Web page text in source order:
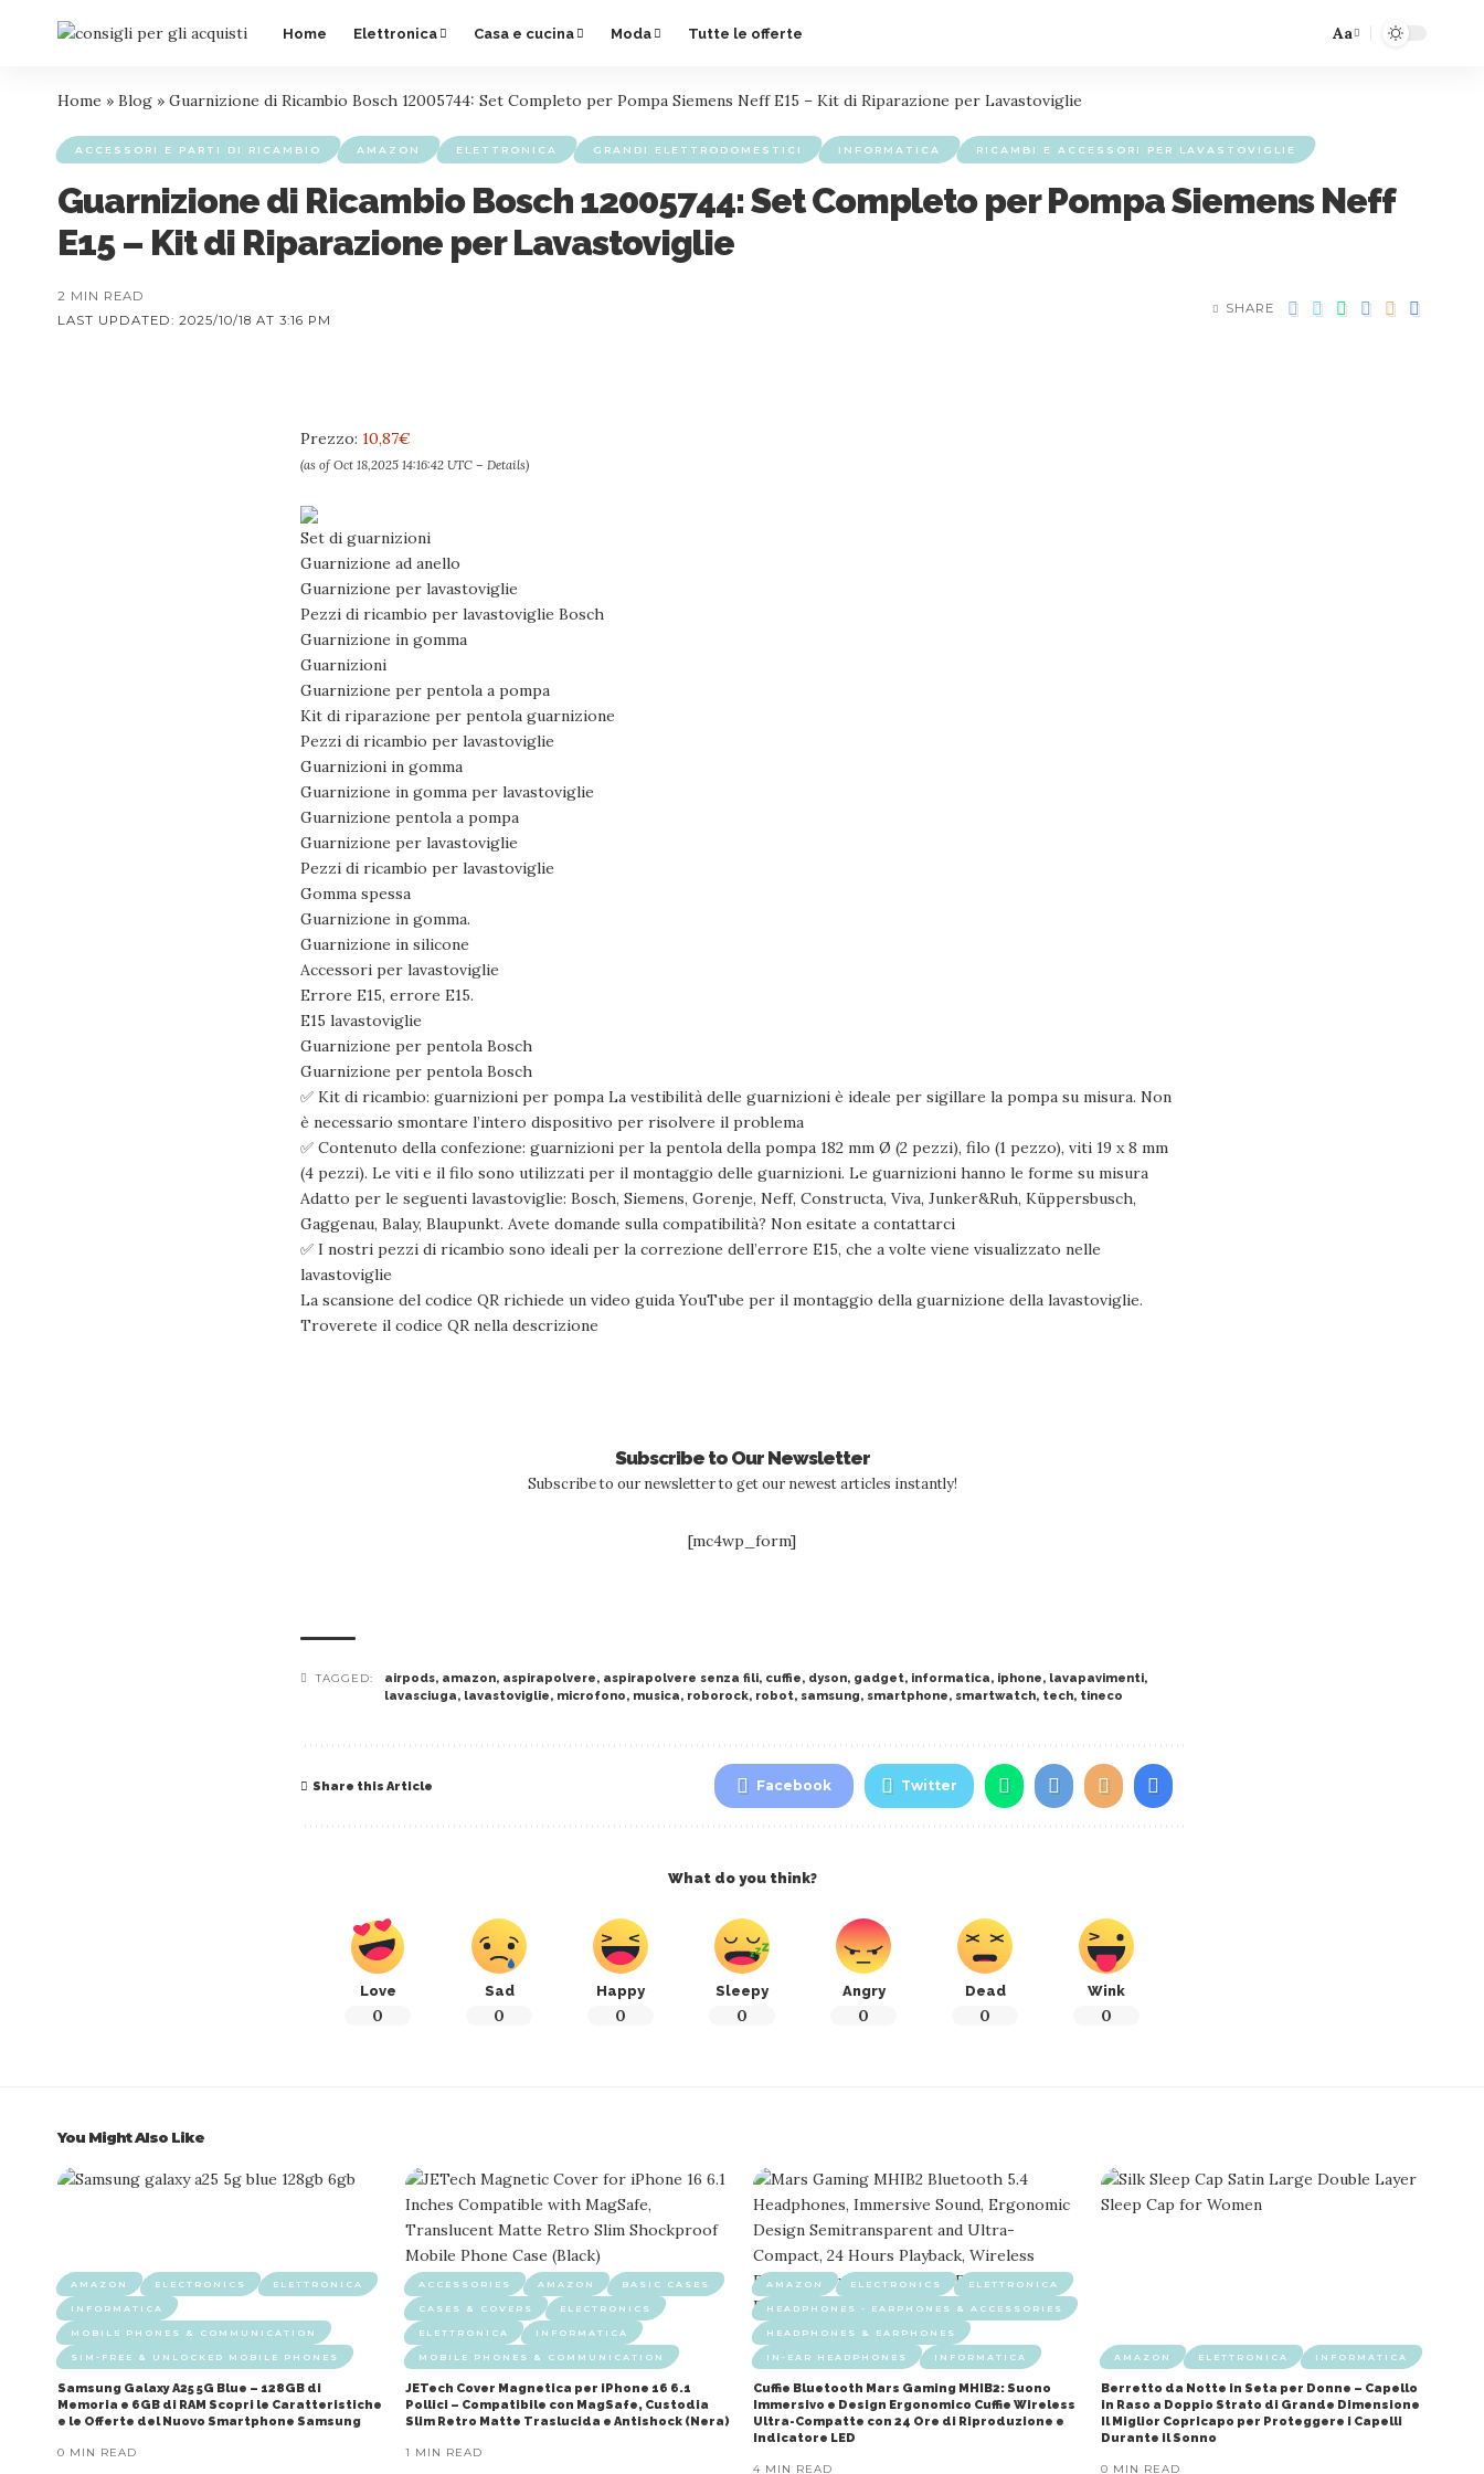
Home Elettronica Casa e cucina Moda Tutte le offerte Aa
Home » Blog » Guarnizione di Ricambio Bosch 12005744: Set Completo per Pompa Siemens Neff E15 – Kit di Riparazione per Lavastoviglie
ACCESSORI E PARTI DI RICAMBIO AMAZON ELETTRONICA GRANDI ELETTRODOMESTICI INFORMATICA RICAMBI E ACCESSORI PER LAVASTOVIGLIE
Guarnizione di Ricambio Bosch 12005744: Set Completo per Pompa Siemens Neff
E15 – Kit di Riparazione per Lavastoviglie
LAST UPDATED: 2025/10/18 AT 3:16 PM
2 MIN READ
SHARE
Prezzo: 10,87€
(as of Oct 18,2025 14:16:42 UTC – Details)
Set di guarnizioni
Guarnizione ad anello
Guarnizione per lavastoviglie
Pezzi di ricambio per lavastoviglie Bosch
Guarnizione in gomma
Guarnizioni
Guarnizione per pentola a pompa
Kit di riparazione per pentola guarnizione
Pezzi di ricambio per lavastoviglie
Guarnizioni in gomma
Guarnizione in gomma per lavastoviglie
Guarnizione pentola a pompa
Guarnizione per lavastoviglie
Pezzi di ricambio per lavastoviglie
Gomma spessa
Guarnizione in gomma.
Guarnizione in silicone
Accessori per lavastoviglie
Errore E15, errore E15.
E15 lavastoviglie
Guarnizione per pentola Bosch
Guarnizione per pentola Bosch
✅ Kit di ricambio: guarnizioni per pompa La vestibilità delle guarnizioni è ideale per sigillare la pompa su misura. Non
è necessario smontare l’intero dispositivo per risolvere il problema
✅ Contenuto della confezione: guarnizioni per la pentola della pompa 182 mm Ø (2 pezzi), filo (1 pezzo), viti 19 x 8 mm
(4 pezzi). Le viti e il filo sono utilizzati per il montaggio delle guarnizioni. Le guarnizioni hanno le forme su misura
Adatto per le seguenti lavastoviglie: Bosch, Siemens, Gorenje, Neff, Constructa, Viva, Junker&Ruh, Küppersbusch,
Gaggenau, Balay, Blaupunkt. Avete domande sulla compatibilità? Non esitate a contattarci
✅ I nostri pezzi di ricambio sono ideali per la correzione dell’errore E15, che a volte viene visualizzato nelle
lavastoviglie
La scansione del codice QR richiede un video guida YouTube per il montaggio della guarnizione della lavastoviglie.
Troverete il codice QR nella descrizione
Subscribe to Our Newsletter
Subscribe to our newsletter to get our newest articles instantly!
[mc4wp_form]
TAGGED: airpods, amazon, aspirapolvere, aspirapolvere senza fili, cuffie, dyson, gadget, informatica, iphone, lavapavimenti,
lavasciuga, lavastoviglie, microfono, musica, roborock, robot, samsung, smartphone, smartwatch, tech, tineco
Share this Article Facebook Twitter
What do you think?
Love
0
Sad
0
Happy
0
Sleepy
0
Angry
0
Dead
0
Wink
0
You Might Also Like
AMAZON ELECTRONICS ELETTRONICA
INFORMATICA
MOBILE PHONES & COMMUNICATION
SIM-FREE & UNLOCKED MOBILE PHONES
Samsung Galaxy A25 5G Blue – 128GB di
Memoria e 6GB di RAM Scopri le Caratteristiche
e le Offerte del Nuovo Smartphone Samsung
0 MIN READ
ACCESSORIES AMAZON BASIC CASES
CASES & COVERS ELECTRONICS
ELETTRONICA INFORMATICA
MOBILE PHONES & COMMUNICATION
JETech Cover Magnetica per iPhone 16 6.1
Pollici – Compatibile con MagSafe, Custodia
Slim Retro Matte Traslucida e Antishock (Nera)
1 MIN READ
AMAZON ELECTRONICS ELETTRONICA
HEADPHONES - EARPHONES & ACCESSORIES
HEADPHONES & EARPHONES
IN-EAR HEADPHONES INFORMATICA
Cuffie Bluetooth Mars Gaming MHIB2: Suono
Immersivo e Design Ergonomico Cuffie Wireless
Ultra-Compatte con 24 Ore di Riproduzione e
Indicatore LED
4 MIN READ
AMAZON ELETTRONICA INFORMATICA
Berretto da Notte in Seta per Donne – Capello
in Raso a Doppio Strato di Grande Dimensione
Il Miglior Copricapo per Proteggere i Capelli
Durante il Sonno
0 MIN READ